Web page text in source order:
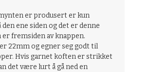
er produsert er kun
ene siden og det er denne
er fremsiden av knappen.
22mm og egner seg godt til
Hvis garnet koften er strikket
det være lurt å gå ned en